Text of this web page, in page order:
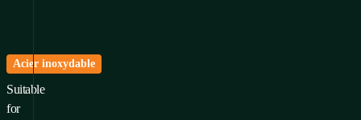
Acier inoxydable
Suitable
for
ajouter un produit à vos
vous devez